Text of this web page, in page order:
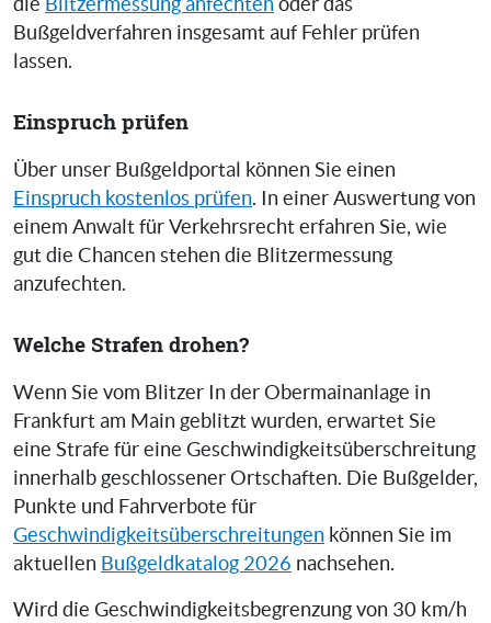
die Blitzermessung anfechten oder das
Bußgeldverfahren insgesamt auf Fehler prüfen
lassen.
Einspruch prüfen
Über unser Bußgeldportal können Sie einen
Einspruch kostenlos prüfen. In einer Auswertung von
einem Anwalt für Verkehrsrecht erfahren Sie, wie
gut die Chancen stehen die Blitzermessung
anzufechten.
Welche Strafen drohen?
Wenn Sie vom Blitzer In der Obermainanlage in
Frankfurt am Main geblitzt wurden, erwartet Sie
eine Strafe für eine Geschwindigkeitsüberschreitung
innerhalb geschlossener Ortschaften. Die Bußgelder,
Punkte und Fahrverbote für
Geschwindigkeitsüberschreitungen können Sie im
aktuellen Bußgeldkatalog 2026 nachsehen.
Wird die Geschwindigkeitsbegrenzung von 30 km/h